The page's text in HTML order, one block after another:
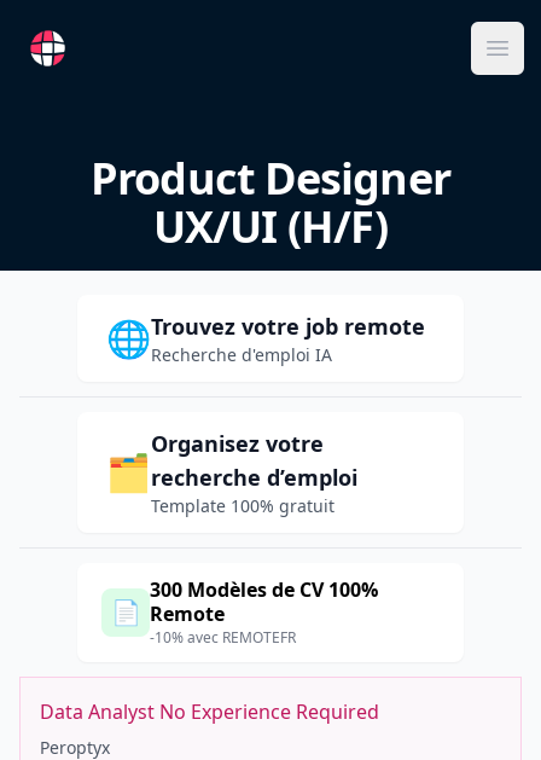
RemoteFR
Product Designer
UX/UI (H/F)
🌐Trouvez votre job remote
Recherche d'emploi IA
🗂️
Organisez votre
recherche d’emploi
Template 100% gratuit
📄
300 Modèles de CV 100%
Remote
-10% avec REMOTEFR
Data Analyst No Experience Required
Peroptyx